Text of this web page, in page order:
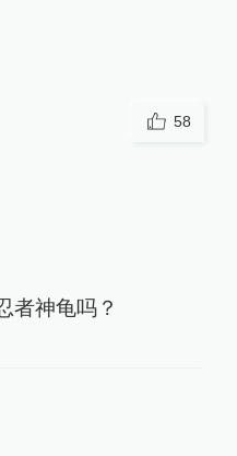
58
者神龟吗？